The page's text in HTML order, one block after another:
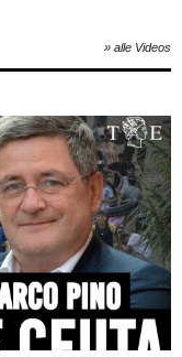
» alle Videos